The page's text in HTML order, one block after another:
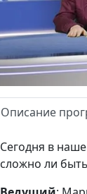
Описание
Сегодня в
сложно ли